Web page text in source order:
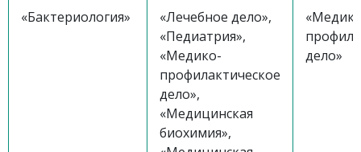
«Бактериология»
«Лечебное дело»,
«Педиатрия»,
«Медико-
профилактическое
дело»,
«Медицинская
биохимия»,
дело»